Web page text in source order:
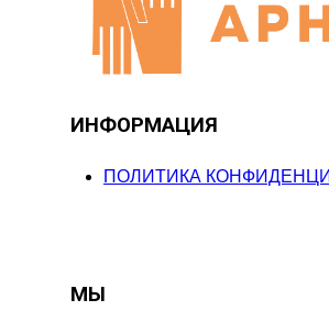
ИНФОРМАЦИЯ
ПОЛИТИКА
МЫ